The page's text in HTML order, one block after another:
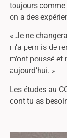
toujours comme
on a des
« Je ne
m’a permis de
m’ont poussé et
aujourd’hui. »
Les études au
dont tu as